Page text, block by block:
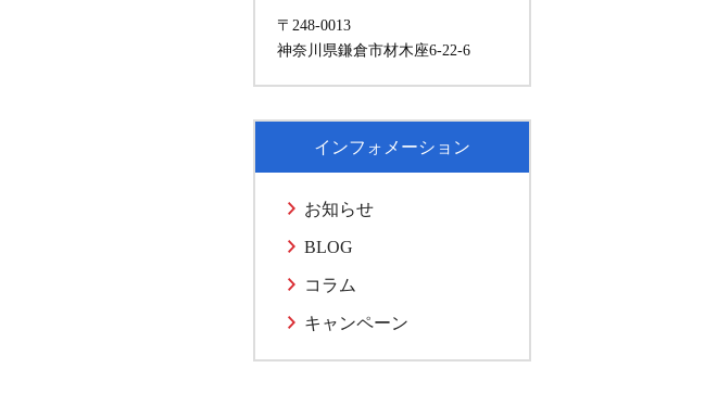
〒248-0013
神奈川県鎌倉市材木座6-22-6
インフォメーション
お知らせ
BLOG
コラム
キャンペーン